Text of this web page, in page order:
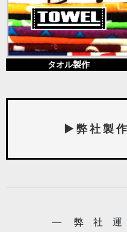
タオル製作
▶ 弊 社 製
― 弊 社 運